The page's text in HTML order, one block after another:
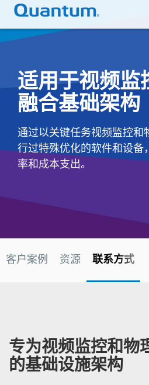
适用于视频监
融合基础架构
通过以关键任务视频监控和
行过特殊优化的软件和设备
率和成本支出。
客户案例 资源 联系方式
专为视频监控和物
的基础设施架构